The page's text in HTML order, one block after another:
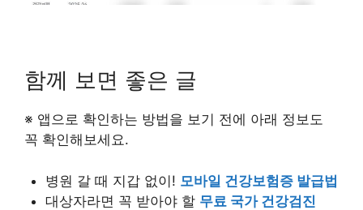
함께 보면 좋은 글
※ 앱으로 확인하는 방법을 보기 전에 아래 정보도
꼭 확인해보세요.
병원 갈 때 지갑 없이! 모바일 건강보험증 발급법
대상자라면 꼭 받아야 할 무료 국가 건강검진